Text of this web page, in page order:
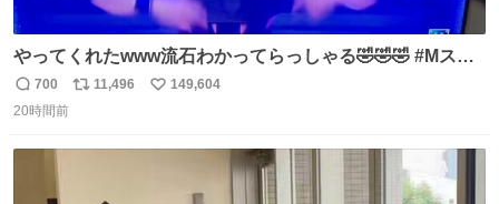
やってくれたwww流石わかってらっしゃる🤣🤣🤣 #Mステ
#西川貴教
返
信
700
リ
11,496
い
149,604
20時間前